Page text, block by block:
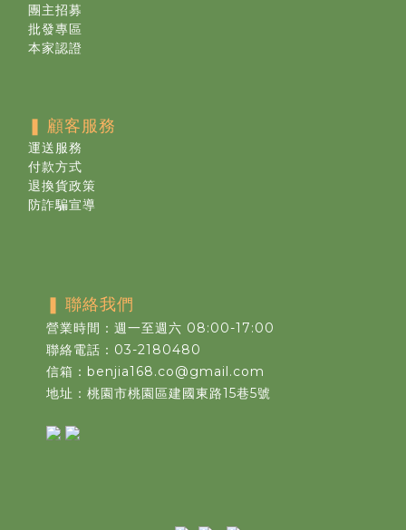
團主招募
批發專區
本家認證
❚ 顧客服務
運送服務
付款方式
退換貨政策
防詐騙宣導
❚ 聯絡我們
營業時間：週一至週六 08:00-17:00
聯絡電話：03-2180480
信箱：benjia168.co@gmail.com
地址：桃園市桃園區建國東路15巷5號